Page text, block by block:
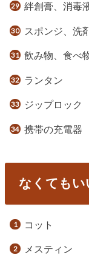
絆創膏、消毒
スポンジ、洗
飲み物、食べ
ランタン
ジップロック
携帯の充電器
なくてもい
コット
メスティン